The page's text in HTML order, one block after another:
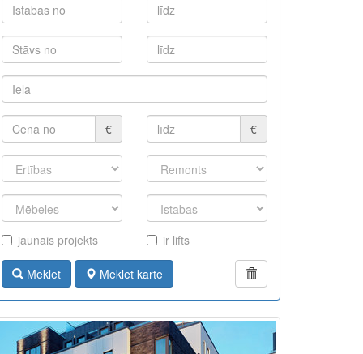
€ €
jaunais projekts ir lifts
Meklēt Meklēt kartē